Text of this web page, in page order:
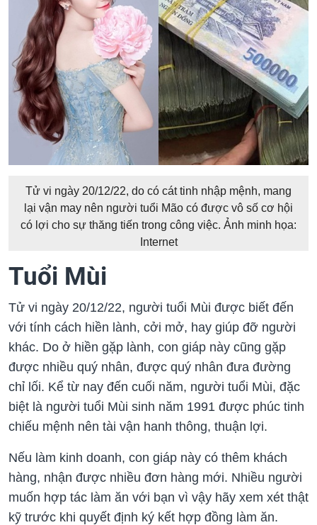
Tử vi ngày 20/12/22, do có cát tinh nhập mệnh, mang
lại vận may nên người tuổi Mão có được vô số cơ hội
có lợi cho sự thăng tiến trong công việc. Ảnh minh họa:
Internet
Tuổi Mùi
Tử vi ngày 20/12/22, người tuổi Mùi được biết đến
với tính cách hiền lành, cởi mở, hay giúp đỡ người
khác. Do ở hiền gặp lành, con giáp này cũng gặp
được nhiều quý nhân, được quý nhân đưa đường
chỉ lối. Kể từ nay đến cuối năm, người tuổi Mùi, đặc
biệt là người tuổi Mùi sinh năm 1991 được phúc tinh
chiếu mệnh nên tài vận hanh thông, thuận lợi.
Nếu làm kinh doanh, con giáp này có thêm khách
hàng, nhận được nhiều đơn hàng mới. Nhiều người
muốn hợp tác làm ăn với bạn vì vậy hãy xem xét thật
kỹ trước khi quyết định ký kết hợp đồng làm ăn.